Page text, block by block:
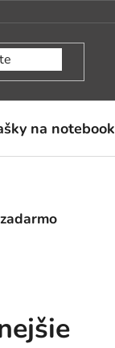
na notebook